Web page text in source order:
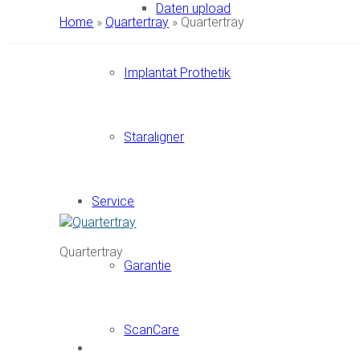
Daten upload
Implantat Prothetik
Staraligner
Service
Garantie
ScanCare
Home » Quartertray » Quartertray
Quartertray